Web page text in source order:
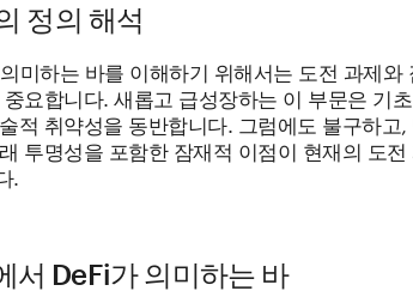
정의 해석
미하는 바를 이해하기 위해서는 도전 과제
요합니다. 새롭고 급성장하는 이 부문은 기
적 취약성을 동반합니다. 그럼에도 불구하고
투명성을 포함한 잠재적 이점이 현재의 도
.
서 DeFi가 의미하는 바